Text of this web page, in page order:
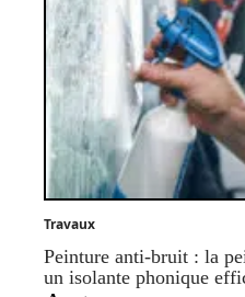
Travaux
Peinture anti-bruit : la
un isolante phonique